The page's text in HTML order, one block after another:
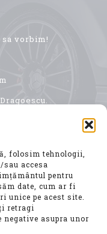
folosim tehnologii,
accesa
pentru
date, cum ar fi
unice pe acest site.
retragi
negative asupra unor
vorbim!
hand, este
nu doar o
ci și o